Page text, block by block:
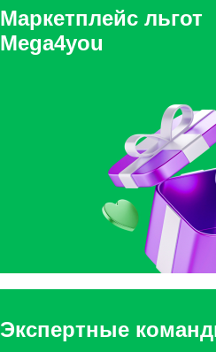
Маркетплейс льгот
Mega4you
Экспертные